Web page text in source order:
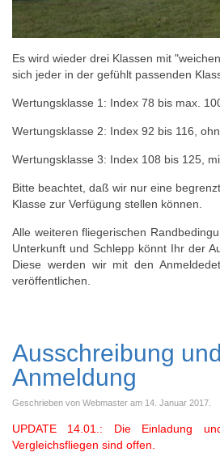
Es wird wieder drei Klassen mit
sich jeder in der gefühlt passenden
Wertungsklasse 1: Index 78 bis max.
Wertungsklasse 2: Index 92 bis 116,
Wertungsklasse 3: Index 108 bis 125,
Bitte beachtet, daß wir nur eine
Klasse zur Verfügung stellen können.
Alle weiteren fliegerischen
Unterkunft und Schlepp könnt Ihr der
Diese werden wir mit den
veröffentlichen.
Ausschreibung und
Anmeldung
Geschrieben von Webmaster am 14. Januar 2017
UPDATE 14.01.: Die Einladung
Vergleichsfliegen sind offen.